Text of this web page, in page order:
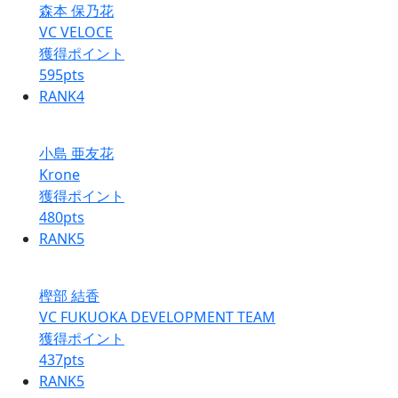
森本 保乃花
VC VELOCE
獲得ポイント
595pts
RANK4
小島 亜友花
Krone
獲得ポイント
480pts
RANK5
樫部 結香
VC FUKUOKA DEVELOPMENT TEAM
獲得ポイント
437pts
RANK5